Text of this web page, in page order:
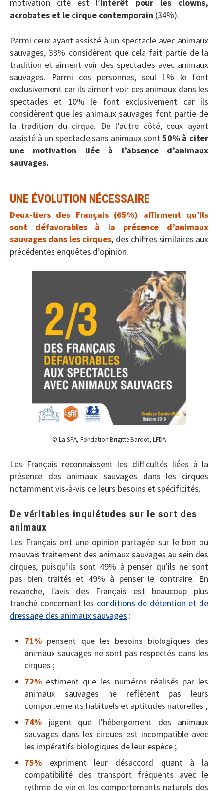
motivation cité est l’intérêt pour les clowns,
acrobates et le cirque contemporain (34%).
Parmi ceux ayant assisté à un spectacle avec animaux
sauvages, 38% considèrent que cela fait partie de la
tradition et aiment voir des spectacles avec animaux
sauvages. Parmi ces personnes, seul 1% le font
exclusivement car ils aiment voir ces animaux dans les
spectacles et 10% le font exclusivement car ils
considèrent que les animaux sauvages font partie de
la tradition du cirque. De l’autre côté, ceux ayant
assisté à un spectacle sans animaux sont 50% à citer
une motivation liée à l’absence d’animaux
sauvages.
UNE ÉVOLUTION NÉCESSAIRE
Deux-tiers des Français (65%) affirment qu’ils
sont défavorables à la présence d’animaux
sauvages dans les cirques, des chiffres similaires aux
précédentes enquêtes d’opinion.
© La SPA, Fondation Brigitte Bardot, LFDA
Les Français reconnaissent les difficultés liées à la
présence des animaux sauvages dans les cirques
notamment vis-à-vis de leurs besoins et spécificités.
De véritables inquiétudes sur le sort des
animaux
Les Français ont une opinion partagée sur le bon ou
mauvais traitement des animaux sauvages au sein des
cirques, puisqu’ils sont 49% à penser qu’ils ne sont
pas bien traités et 49% à penser le contraire. En
revanche, l’avis des Français est beaucoup plus
tranché concernant les conditions de détention et de
dressage des animaux sauvages :
71% pensent que les besoins biologiques des
animaux sauvages ne sont pas respectés dans les
cirques ;
72% estiment que les numéros réalisés par les
animaux sauvages ne reflètent pas leurs
comportements habituels et aptitudes naturelles ;
74% jugent que l’hébergement des animaux
sauvages dans les cirques est incompatible avec
les impératifs biologiques de leur espèce ;
75% expriment leur désaccord quant à la
compatibilité des transport fréquents avec le
rythme de vie et les comportements naturels des